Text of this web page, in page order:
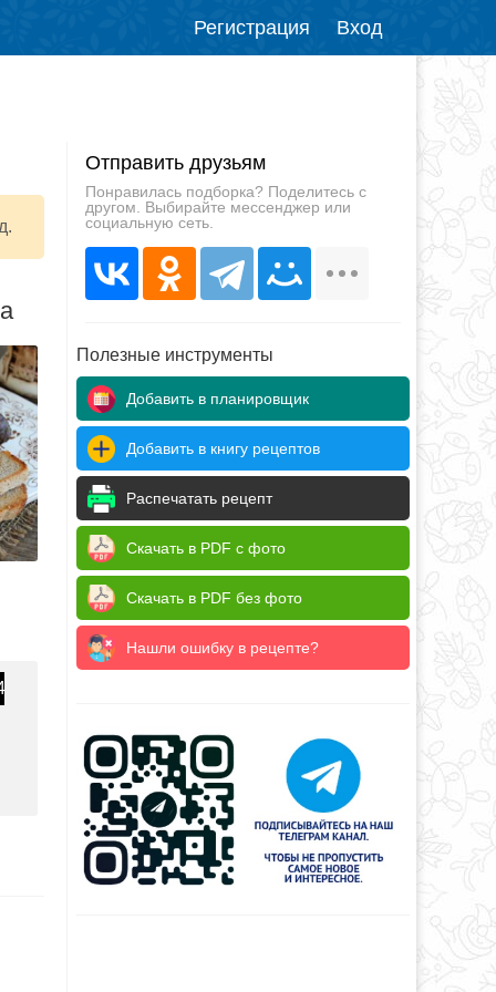
Регистрация Вход
Отправить друзьям
Понравилась подборка? Поделитесь с
другом. Выбирайте мессенджер или
социальную сеть.
Полезные инструменты
Добавить в планировщик
Добавить в книгу рецептов
Распечатать рецепт
Скачать в PDF с фото
Скачать в PDF без фото
Нашли ошибку в рецепте?